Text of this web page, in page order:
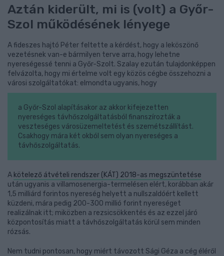
Aztán kiderült, mi is (volt) a Győr-
Szol működésének lényege
A fideszes hajtó Péter feltette a kérdést, hogy a leköszönő
vezetésnek van-e bármilyen terve arra, hogy lehetne
nyereségessé tenni a Győr-Szolt. Szalay ezután tulajdonképpen
felvázolta, hogy mi értelme volt egy közös cégbe összehozni a
városi szolgáltatókat: elmondta ugyanis, hogy
a Győr-Szol alapításakor az akkor kifejezetten
nyereséges távhőszolgáltatásból finanszírozták a
veszteséges városüzemeltetést és szemétszállítást.
Csakhogy mára két okból sem olyan nyereséges a
távhőszolgáltatás.
A kötelező átvételi rendszer (KÁT) 2018-as megszüntetése
után ugyanis a villamosenergia-termelésen elért, korábban akár
1,5 milliárd forintos nyereség helyett a nullszaldóért kellett
küzdeni, mára pedig 200-300 millió forint nyereséget
realizálnak itt; miközben a rezsicsökkentés és az ezzel járó
központosítás miatt a távhőszolgáltatás körül sem minden
rózsás.
Nem tudni pontosan, hogy miért távozott Sági Géza a cég éléről